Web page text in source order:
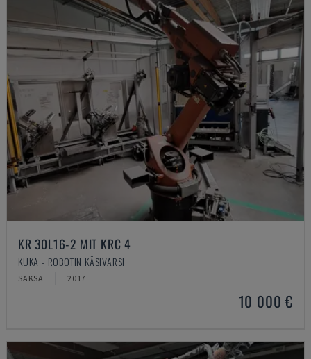
KR 30L16-2 MIT KRC 4
KUKA - ROBOTIN KÄSIVARSI
SAKSA 2017
10 000 €